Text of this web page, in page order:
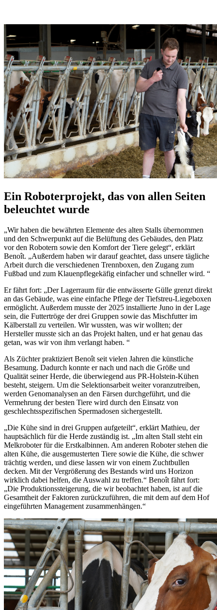
Ein Roboterprojekt, das von allen Seiten
beleuchtet wurde
„Wir haben die bewährten Elemente des alten Stalls übernommen
und den Schwerpunkt auf die Belüftung des Gebäudes, den Platz
vor den Robotern sowie den Komfort der Tiere gelegt“, erklärt
Benoît. „Außerdem haben wir darauf geachtet, dass unsere tägliche
Arbeit durch die verschiedenen Trennboxen, den Zugang zum
Fußbad und zum Klauenpflegekäfig einfacher und schneller wird. “
Er fährt fort: „Der Lagerraum für die entwässerte Gülle grenzt direkt
an das Gebäude, was eine einfache Pflege der Tiefstreu-Liegeboxen
ermöglicht. Außerdem musste der 2025 installierte Juno in der Lage
sein, die Futtertröge der drei Gruppen sowie das Mischfutter im
Kälberstall zu verteilen. Wir wussten, was wir wollten; der
Hersteller musste sich an das Projekt halten, und er hat genau das
getan, was wir von ihm verlangt haben. “
Als Züchter praktiziert Benoît seit vielen Jahren die künstliche
Besamung. Dadurch konnte er nach und nach die Größe und
Qualität seiner Herde, die überwiegend aus PR-Holstein-Kühen
besteht, steigern. Um die Selektionsarbeit weiter voranzutreiben,
werden Genomanalysen an den Färsen durchgeführt, und die
Vermehrung der besten Tiere wird durch den Einsatz von
geschlechtsspezifischen Spermadosen sichergestellt.
„Die Kühe sind in drei Gruppen aufgeteilt“, erklärt Mathieu, der
hauptsächlich für die Herde zuständig ist. „Im alten Stall steht ein
Melkroboter für die Erstkalbinnen. Am anderen Roboter stehen die
alten Kühe, die ausgemusterten Tiere sowie die Kühe, die schwer
trächtig werden, und diese lassen wir von einem Zuchtbullen
decken. Mit der Vergrößerung des Bestands wird uns Horizon
wirklich dabei helfen, die Auswahl zu treffen.“ Benoît fährt fort:
„Die Produktionssteigerung, die wir beobachtet haben, ist auf die
Gesamtheit der Faktoren zurückzuführen, die mit dem auf dem Hof
eingeführten Management zusammenhängen.“